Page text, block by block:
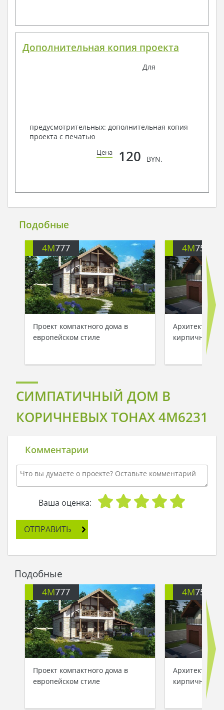
Дополнительная копия проекта
Для
предусмотрительных: дополнительная копия
проекта с печатью
Цена 120 BYN.
Подобные
4M777
Проект компактного дома в
европейском стиле
4M751
кирпичного
СИМПАТИЧНЫЙ ДОМ В
КОРИЧНЕВЫХ ТОНАХ 4M6231
Комментарии
Ваша оценка:
ОТПРАВИТЬ
Подобные
4M777
Проект компактного дома в
европейском стиле
4M751
кирпичного